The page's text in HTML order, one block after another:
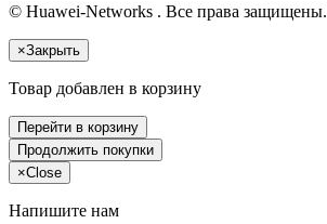
© Huawei-Networks . Все права защищены.
×Закрыть
Товар добавлен в корзину
Перейти в корзину
Продолжить покупки
×Close
Напишите нам